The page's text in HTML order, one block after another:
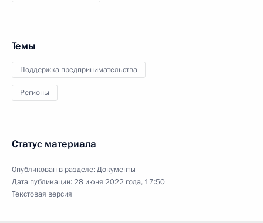
Темы
Поддержка предпринимательства
Регионы
Статус материала
Опубликован в разделе:Документы
Дата публикации:28 июня 2022 года, 17:50
Текстовая версия